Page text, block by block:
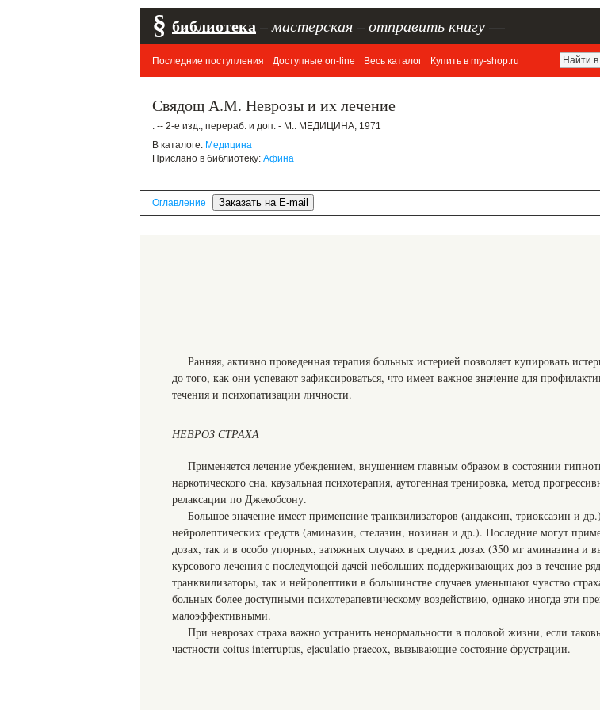
§ библиотека мастерская отправить книгу
Последние поступления Доступные on-line Весь каталог Купить в my-shop.ru
Свядощ А.М. Неврозы и их лечение
. -- 2-е изд., перераб. и доп. - М.: МЕДИЦИНА, 1971
В каталоге: Медицина
Прислано в библиотеку: Афина
Оглавление
Ранняя, активно проведенная терапия больных истерией позволяет купировать
до того, как они успевают зафиксироваться, что имеет важное значение для
течения и психопатизации личности.
НЕВРОЗ СТРАХА
Применяется лечение убеждением, внушением главным образом в состоянии
наркотического сна, каузальная психотерапия, аутогенная тренировка, метод
релаксации по Джекобсону.
Большое значение имеет применение транквилизаторов (андаксин, триоксазин и
нейролептических средств (аминазин, стелазин, нозинан и др.). Последние могут
дозах, так и в особо упорных, затяжных случаях в средних дозах (350 мг аминазина и
курсового лечения с последующей дачей небольших поддерживающих доз в течение
транквилизаторы, так и нейролептики в большинстве случаев уменьшают чувство
больных более доступными психотерапевтическому воздействию, однако иногда эти
малоэффективными.
При неврозах страха важно устранить ненормальности в половой жизни, если
частности coitus interruptus, ejaculatio praecox, вызывающие состояние фрустрации.